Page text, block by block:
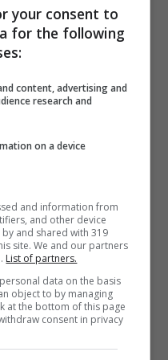
venutasi a
è sfociata in un
al di fuori della
da qualche
1998 e il figlio
.
di “Ballando
l’insegnante di
mantenuto dei
una testimonianza
your consent to
for the following
content, advertising and
research and
on a device
and information from
and other device
and shared with 319
site. We and our partners
List of partners.
data on the basis
object to by managing
at the bottom of this page
consent in privacy